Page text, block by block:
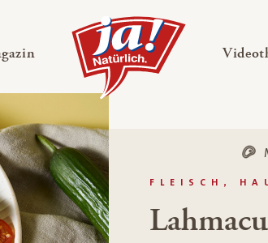
— Untermenü ausklappen
FLEISCH,